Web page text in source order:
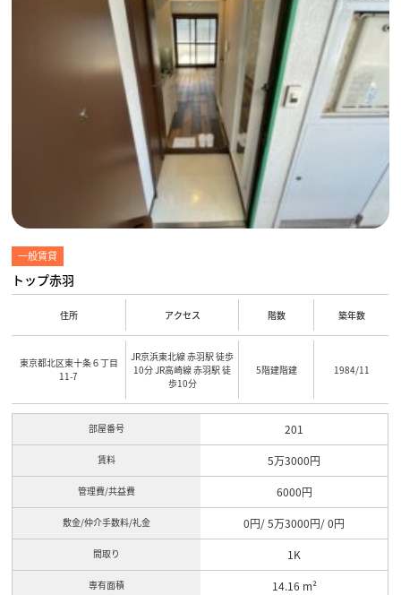
一般賃貸
トップ赤羽
住所 アクセス 階数 築年数
東京都北区東十条６丁目
11-7
JR京浜東北線 赤羽駅 徒歩
10分 JR高崎線 赤羽駅 徒
歩10分
5階建階建 1984/11
部屋番号
賃料
管理費/共益費
敷金/仲介手数料/礼金
間取り
専有面積
201
5万3000円
6000円
0円/ 5万3000円/ 0円
1K
14.16 m²